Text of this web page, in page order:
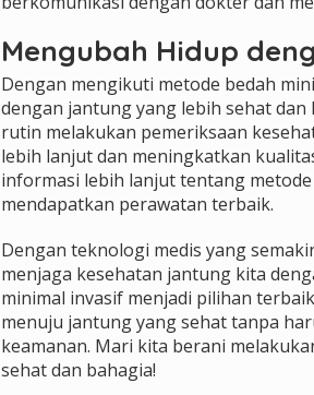
Mengubah Hidup
Dengan mengikuti metode bedah
dengan jantung yang lebih sehat
rutin melakukan pemeriksaan
lebih lanjut dan meningkatkan
informasi lebih lanjut tentang
mendapatkan perawatan terbaik.
Dengan teknologi medis yang
menjaga kesehatan jantung kita
minimal invasif menjadi pilihan
menuju jantung yang sehat tanpa
keamanan. Mari kita berani
sehat dan bahagia!